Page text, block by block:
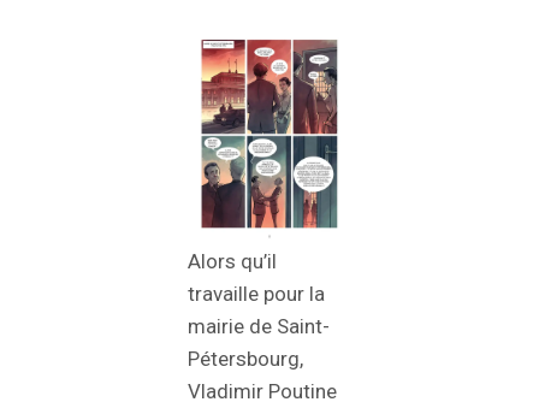
Alors qu’il
travaille pour la
mairie de Saint-
Pétersbourg,
Vladimir Poutine